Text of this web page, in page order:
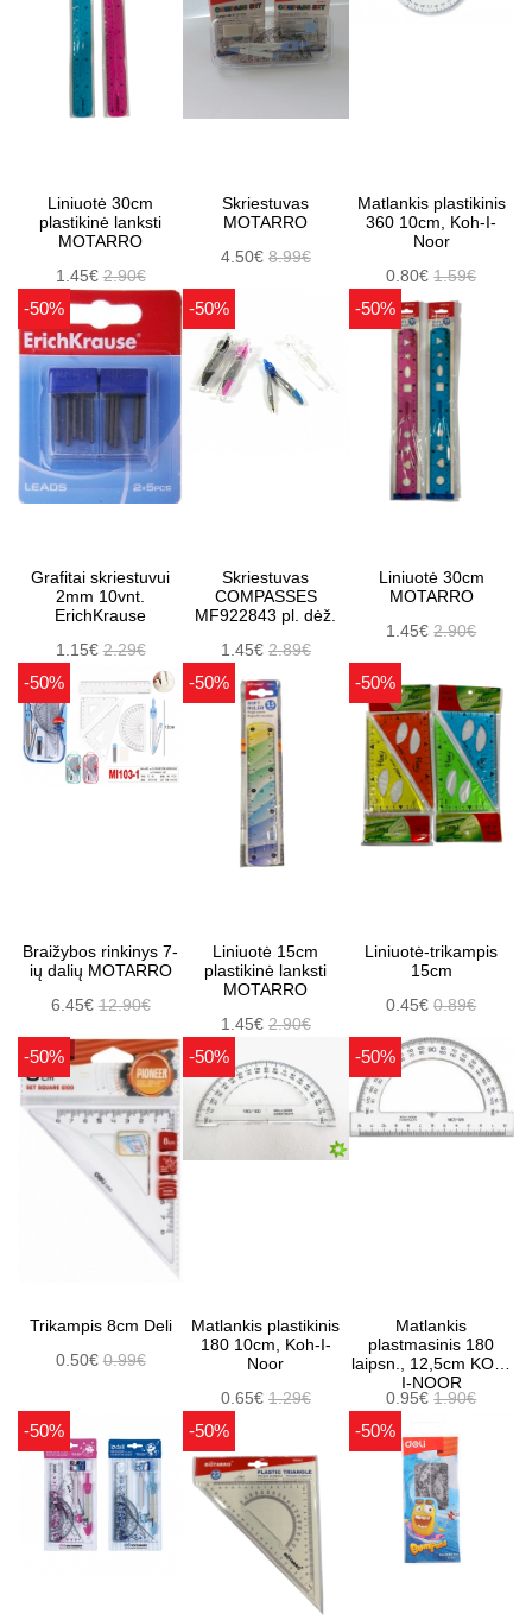
Liniuotė 30cm
plastikinė lanksti
MOTARRO
1.45€2.90€
Skriestuvas
MOTARRO
4.50€ 8.99€
Matlankis plastikinis
360 10cm, Koh-I-
Noor
0.80€1.59€
-50%
Grafitai skriestuvui
2mm 10vnt.
ErichKrause
1.15€2.29€
-50%
Skriestuvas
COMPASSES
MF922843 pl. dėž.
1.45€ 2.89€
-50%
Liniuotė 30cm
MOTARRO
1.45€2.90€
-50%
Braižybos rinkinys 7-
ių dalių MOTARRO
6.45€12.90€
-50%
Liniuotė 15cm
plastikinė lanksti
MOTARRO
1.45€ 2.90€
-50%
Liniuotė-trikampis
15cm
0.45€0.89€
-50%
Trikampis 8cm Deli
0.50€0.99€
-50%
Matlankis plastikinis
180 10cm, Koh-I-
Noor
0.65€ 1.29€
-50%
Matlankis
plastmasinis 180
laipsn., 12,5cm KOH-
I-NOOR
0.95€1.90€
-50% -50% -50%